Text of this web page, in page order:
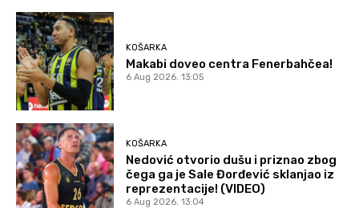
KOŠARKA
Makabi doveo centra Fenerbahčea!
6 Aug 2026. 13:05
KOŠARKA
Nedović otvorio dušu i priznao zbog
čega ga je Sale Đorđević sklanjao iz
reprezentacije! (VIDEO)
6 Aug 2026. 13:04